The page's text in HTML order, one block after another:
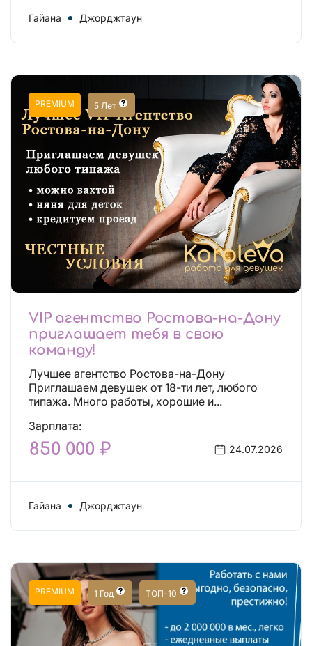
Гайана Джорджтаун
PREMIUM 5 Лет
VIP агентство Ростова-на-Дону
приглашает тебя в свою
команду!
Лучшее агентство Ростова-на-Дону
Приглашаем девушек от 18-ти лет, любого
типажа. Много работы, хорошие и...
Зарплата:
850 000 ₽ 24.07.2026
Гайана Джорджтаун
PREMIUM 1 Год ТОП-10